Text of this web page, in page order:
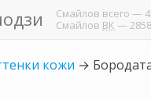
Смайлов всего —
Смайлов ВК — 2858
кожи →